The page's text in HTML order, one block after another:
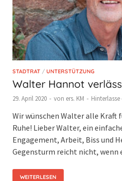
STADTRAT / UNTERSTÜTZUNG
Walter Hannot
29. April 2020 - von ers. KM -
Wir wünschen Walter alle Kraft
Ruhe! Lieber Walter, ein
Engagement, Arbeit, Biss und
Gegensturm reicht nicht, wenn
WEITERLESEN